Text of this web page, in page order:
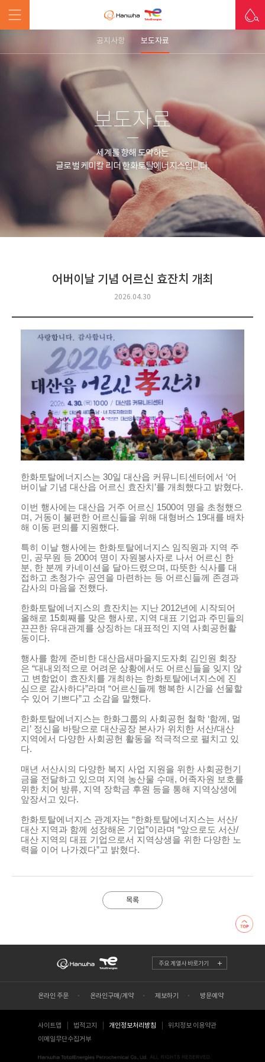
공지사항 보도자료
보도자료
세계를 향해 도약하는
글로벌 케미칼 리더 한화토탈에너지스입니다.
어버이날 기념 어르신 효잔치 개최
2026.04.30
한화토탈에너지스는 30일 대산읍 커뮤니티센터에서 ‘어
버이날 기념 대산읍 어르신 효잔치’를 개최했다고 밝혔다.
이번 행사에는 대산읍 거주 어르신 1500여 명을 초청했으
며 , 거동이 불편한 어르신들을 위해 대형버스 19대를 배차
해 이동 편의를 지원했다.
특히 이날 행사에는 한화토탈에너지스 임직원과 지역 주
민 , 공무원 등 200여 명이 자원봉사자로 나서 어르신 한
분, 한 분께 카네이션을 달아드렸으며 , 따뜻한 식사를 대
접하고 초청가수 공연을 마련하는 등 어르신들께 존경과
감사의 마음을 전했다.
한화토탈에너지스의 효잔치는 지난 2012년에 시작되어
올해로 15회째를 맞은 행사로, 지역 대표 기업과 주민들의
끈끈한 유대관계를 상징하는 대표적인 지역 사회공헌활
동이다.
행사를 함께 준비한 대산읍새마을지도자회 김인원 회장
은 “대내외적으로 어려운 상황에서도 어르신들을 잊지 않
고 변함없이 효잔치를 개최하는 한화토탈에너지스에 진
심으로 감사하다”라며 “어르신들께 행복한 시간을 선물할
수 있어 기쁘다”고 소감을 말했다.
한화토탈에너지스는 한화그룹의 사회공헌 철학 ‘함께 , 멀
리’ 정신을 바탕으로 대산공장 본사가 위치한 서산/대산
지역에서 다양한 사회공헌 활동을 적극적으로 펼치고 있
다.
매년 서산시의 다양한 복지 사업 지원을 위한 사회공헌기
금을 전달하고 있으며 지역 농산물 수매 , 어족자원 보호를
위한 치어 방류, 지역 장학금 후원 등을 통해 지역상생에
앞장서고 있다.
한화토탈에너지스 관계자는 “한화토탈에너지스는 서산/
대산 지역과 함께 성장해온 기업”이라며 “앞으로도 서산/
대산 지역의 대표 기업으로서 지역상생을 위한 다양한 노
력을 이어 나가겠다”고 밝혔다.
목록
주요 계열사 바로가기
온라인 주문 온라인구매/계약 제보하기 방문예약
사이트맵 법적고지 개인정보처리방침
위치정보 이용약관
이메일무단수집거부